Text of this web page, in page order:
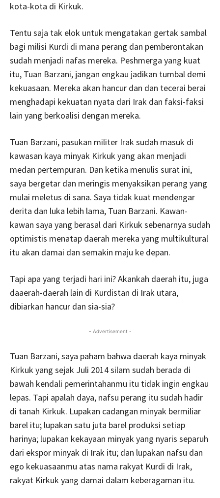
kota-kota di Kirkuk.
Tentu saja tak elok untuk mengatakan gertak sambal
bagi milisi Kurdi di mana perang dan pemberontakan
sudah menjadi nafas mereka. Peshmerga yang kuat
itu, Tuan Barzani, jangan engkau jadikan tumbal demi
kekuasaan. Mereka akan hancur dan dan tecerai berai
menghadapi kekuatan nyata dari Irak dan faksi-faksi
lain yang berkoalisi dengan mereka.
Tuan Barzani, pasukan militer Irak sudah masuk di
kawasan kaya minyak Kirkuk yang akan menjadi
medan pertempuran. Dan ketika menulis surat ini,
saya bergetar dan meringis menyaksikan perang yang
mulai meletus di sana. Saya tidak kuat mendengar
derita dan luka lebih lama, Tuan Barzani. Kawan-
kawan saya yang berasal dari Kirkuk sebenarnya sudah
optimistis menatap daerah mereka yang multikultural
itu akan damai dan semakin maju ke depan.
Tapi apa yang terjadi hari ini? Akankah daerah itu, juga
daaerah-daerah lain di Kurdistan di Irak utara,
dibiarkan hancur dan sia-sia?
- Advertisement -
Tuan Barzani, saya paham bahwa daerah kaya minyak
Kirkuk yang sejak Juli 2014 silam sudah berada di
bawah kendali pemerintahanmu itu tidak ingin engkau
lepas. Tapi apalah daya, nafsu perang itu sudah hadir
di tanah Kirkuk. Lupakan cadangan minyak bermiliar
barel itu; lupakan satu juta barel produksi setiap
harinya; lupakan kekayaan minyak yang nyaris separuh
dari ekspor minyak di Irak itu; dan lupakan nafsu dan
ego kekuasaanmu atas nama rakyat Kurdi di Irak,
rakyat Kirkuk yang damai dalam keberagaman itu.